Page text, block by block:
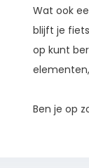
Wat ook
blijft je
op kunt
Ben je op